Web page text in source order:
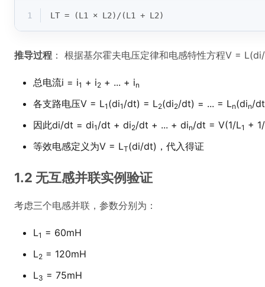
1 LT = (L1 × L2)/(L1 + L2)
推导过程 ： 根据基尔霍夫电压定律和电感特性方程V =
总电流i = i1 + i2 + ... + in
各支路电压V = L1 (di1 /dt) = L2(di2/dt) = ... = Ln(din/
因此di/dt = di1 /dt + di2/dt + ... + din/dt = V(1/L1 +
等效电感定义为V = LT(di/dt)，代入得证
1.2 无互感并联实例验证
考虑三个电感并联，参数分别为：
L1 = 60mH
L2 = 120mH
L3 = 75mH